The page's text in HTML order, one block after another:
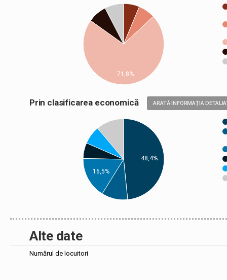
71,8%
Prin clasificarea economică ARATĂ INFORMAȚIA
48,4%
16,5%
Alte date
Numărul de locuitori